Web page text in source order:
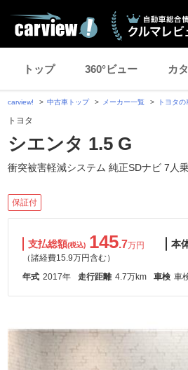
トップ 360°ビュー カ
carview! 中古車トップ メーカー一覧 トヨタ
トヨタ
シエンタ 1.5 G
衝突被害軽減システム 純正SDナビ 7人
保証付
支払総額(税込) 145.7万円
（諸経費15.9万円含む）
本
年式 2017年 走行距離 4.7万km 車検 車